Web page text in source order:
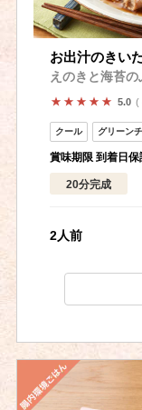
お出汁のきい
えのきと海苔
5.0
賞味期限 到着日保
20分完成
2人前